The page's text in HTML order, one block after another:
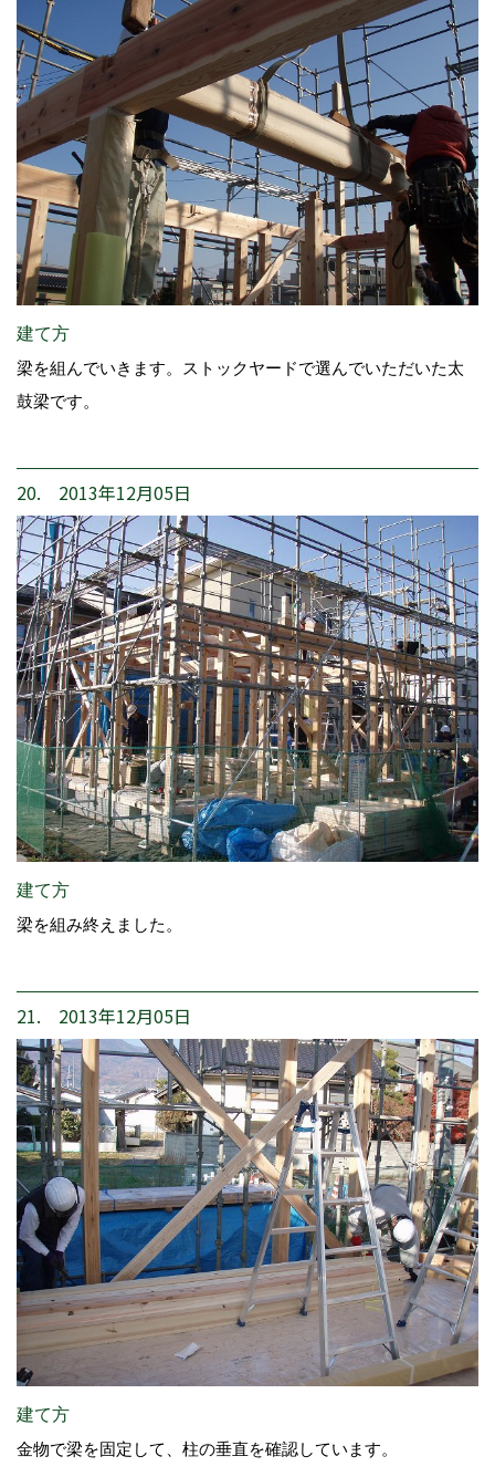
建て方
梁を組んでいきます。ストックヤードで選んでいただいた太
鼓梁です。
20. 2013年12月05日
建て方
梁を組み終えました。
21. 2013年12月05日
建て方
金物で梁を固定して、柱の垂直を確認しています。